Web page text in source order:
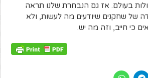
בעולם. אז גם הנבחרת שלנו תראה
של שחקנים שיודעים מה לעשות, ולא
כי חייב, וזה מה יש.